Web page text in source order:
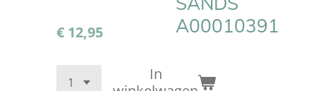
A00010391
€ 12,95
In